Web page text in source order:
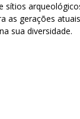
sítios
as gerações
sua diversidade.